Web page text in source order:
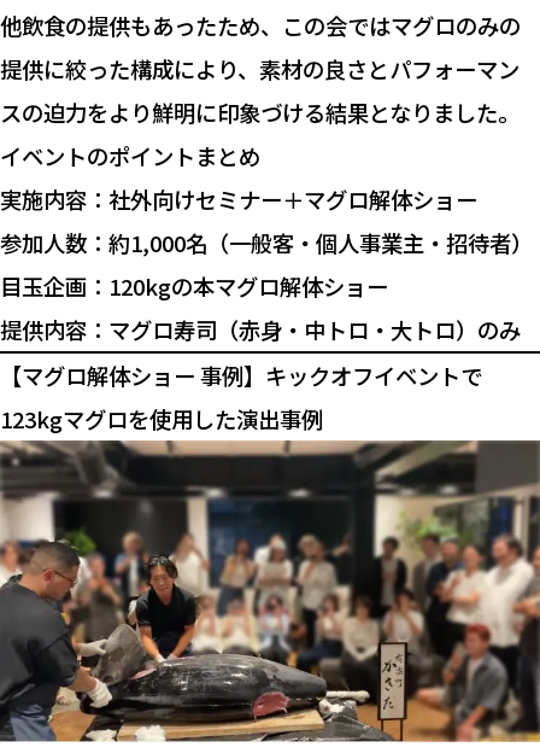
他飲食の提供もあったため、この会ではマグロのみの
提供に絞った構成により、素材の良さとパフォーマン
スの迫力をより鮮明に印象づける結果となりました。
イベントのポイントまとめ
実施内容：社外向けセミナー＋マグロ解体ショー
参加人数：約1,000名（一般客・個人事業主・招待者）
目玉企画：120kgの本マグロ解体ショー
提供内容：マグロ寿司（赤身・中トロ・大トロ）のみ
【マグロ解体ショー 事例】キックオフイベントで
123kgマグロを使用した演出事例